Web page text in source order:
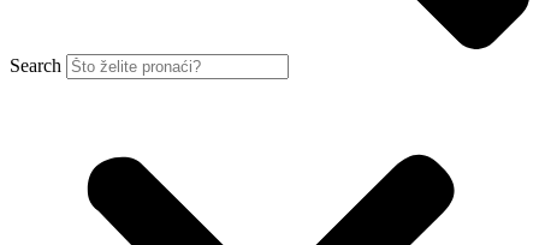
Search